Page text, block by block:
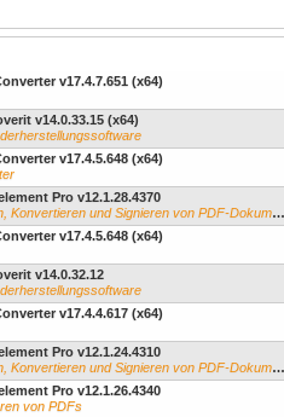
v17.4.7.651 (x64)
v14.0.33.15 (x64)
v17.4.5.648 (x64)
Pro v12.1.28.4370
und Signieren von PDF-Dokumenten
v17.4.5.648 (x64)
v14.0.32.12
v17.4.4.617 (x64)
Pro v12.1.24.4310
und Signieren von PDF-Dokumenten
Pro v12.1.26.4340
von PDFs